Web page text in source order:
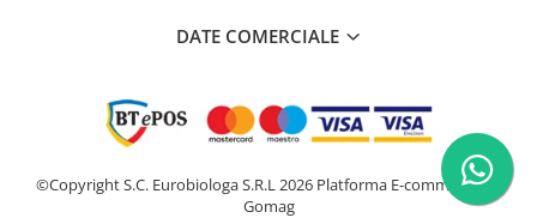
DATE COMERCIALE
©Copyright S.C. Eurobiologa S.R.L 2026 Platforma E-commerce by
Gomag